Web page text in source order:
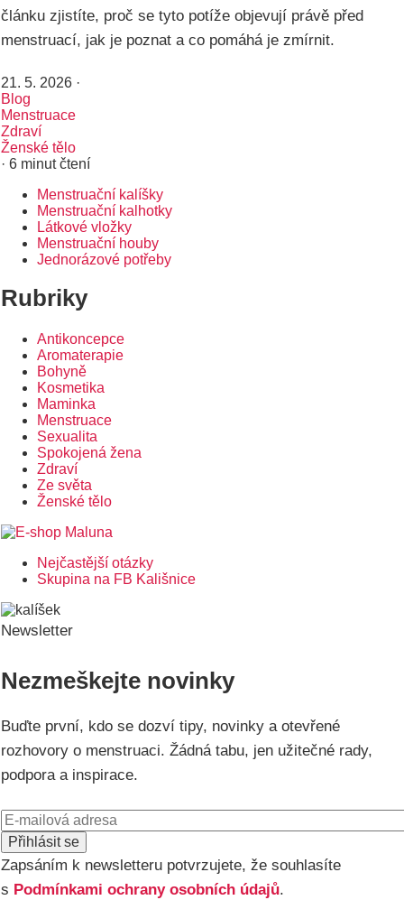
článku zjistíte, proč se tyto potíže objevují právě před
menstruací, jak je poznat a co pomáhá je zmírnit.
21. 5. 2026 ·
Blog
Menstruace
Zdraví
Ženské tělo
· 6 minut čtení
Rozcestník
Menstruační kalíšky
Menstruační kalhotky
Látkové vložky
Menstruační houby
Jednorázové potřeby
Rubriky
Antikoncepce
Aromaterapie
Bohyně
Kosmetika
Maminka
Menstruace
Sexualita
Spokojená žena
Zdraví
Ze světa
Ženské tělo
Postranní
menu
Nejčastější otázky
Skupina na FB Kališnice
Newsletter
Nezmeškejte novinky
Buďte první, kdo se dozví tipy, novinky a otevřené
rozhovory o menstruaci. Žádná tabu, jen užitečné rady,
podpora a inspirace.
E-
mail
Zapsáním k newsletteru potvrzujete, že souhlasíte
s Podmínkami ochrany osobních údajů.